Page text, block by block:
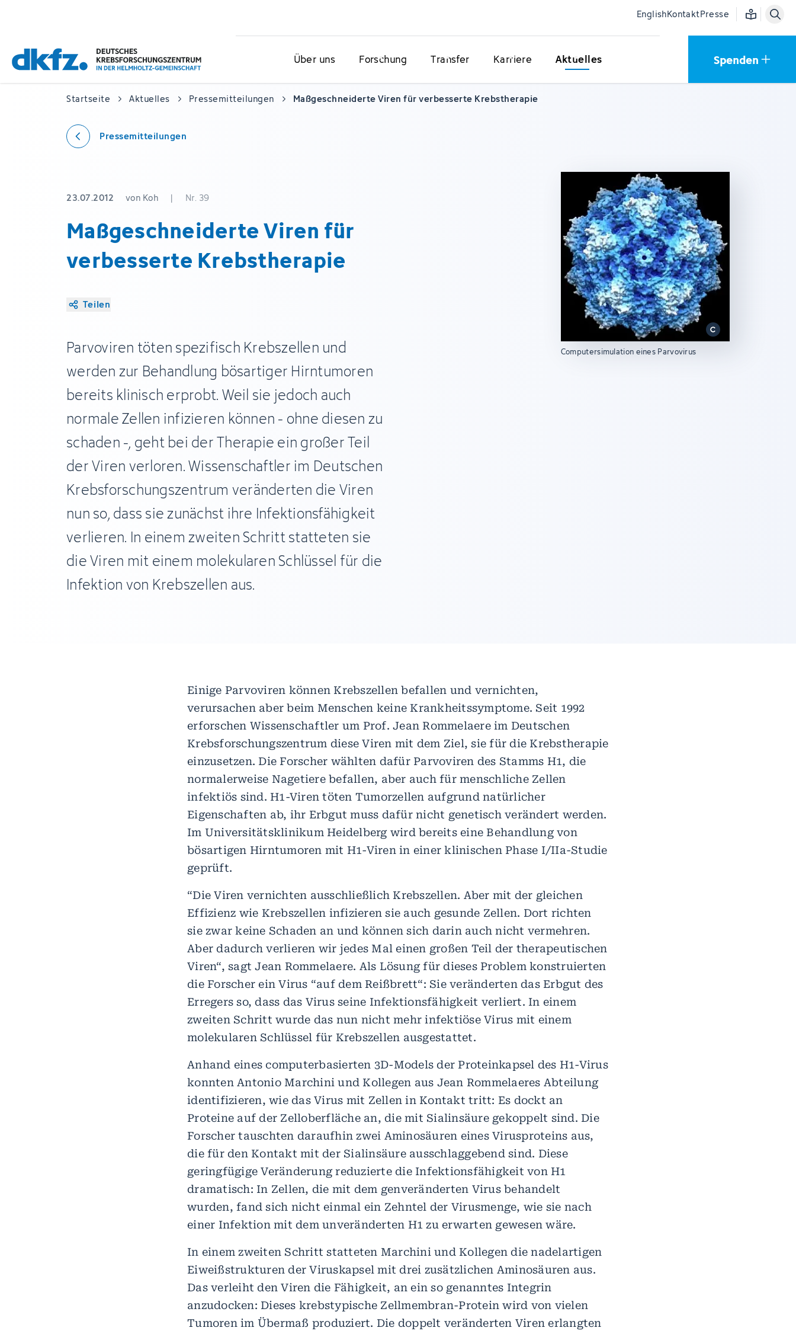
EnglishKontaktPresse Einfache
Über uns Forschung Transfer Karriere Aktuelles Spenden
Startseite Aktuelles Pressemitteilungen Maßgeschneiderte Viren für verbesserte Krebstherapie
Pressemitteilungen
23.07.2012 von Koh | Nr. 39
Maßgeschneiderte Viren für
verbesserte Krebstherapie
Teilen
Parvoviren töten spezifisch Krebszellen und
werden zur Behandlung bösartiger Hirntumoren
bereits klinisch erprobt. Weil sie jedoch auch
normale Zellen infizieren können - ohne diesen zu
schaden -, geht bei der Therapie ein großer Teil
der Viren verloren. Wissenschaftler im Deutschen
Krebsforschungszentrum veränderten die Viren
nun so, dass sie zunächst ihre Infektionsfähigkeit
verlieren. In einem zweiten Schritt statteten sie
die Viren mit einem molekularen Schlüssel für die
Infektion von Krebszellen aus.
Computersimulation eines Parvovirus
Einige Parvoviren können Krebszellen befallen und vernichten,
verursachen aber beim Menschen keine Krankheitssymptome. Seit 1992
erforschen Wissenschaftler um Prof. Jean Rommelaere im Deutschen
Krebsforschungszentrum diese Viren mit dem Ziel, sie für die Krebstherapie
einzusetzen. Die Forscher wählten dafür Parvoviren des Stamms H1, die
normalerweise Nagetiere befallen, aber auch für menschliche Zellen
infektiös sind. H1-Viren töten Tumorzellen aufgrund natürlicher
Eigenschaften ab, ihr Erbgut muss dafür nicht genetisch verändert werden.
Im Universitätsklinikum Heidelberg wird bereits eine Behandlung von
bösartigen Hirntumoren mit H1-Viren in einer klinischen Phase I/IIa-Studie
geprüft.
“Die Viren vernichten ausschließlich Krebszellen. Aber mit der gleichen
Effizienz wie Krebszellen infizieren sie auch gesunde Zellen. Dort richten
sie zwar keine Schaden an und können sich darin auch nicht vermehren.
Aber dadurch verlieren wir jedes Mal einen großen Teil der therapeutischen
Viren“, sagt Jean Rommelaere. Als Lösung für dieses Problem konstruierten
die Forscher ein Virus “auf dem Reißbrett“: Sie veränderten das Erbgut des
Erregers so, dass das Virus seine Infektionsfähigkeit verliert. In einem
zweiten Schritt wurde das nun nicht mehr infektiöse Virus mit einem
molekularen Schlüssel für Krebszellen ausgestattet.
Anhand eines computerbasierten 3D-Models der Proteinkapsel des H1-Virus
konnten Antonio Marchini und Kollegen aus Jean Rommelaeres Abteilung
identifizieren, wie das Virus mit Zellen in Kontakt tritt: Es dockt an
Proteine auf der Zelloberfläche an, die mit Sialinsäure gekoppelt sind. Die
Forscher tauschten daraufhin zwei Aminosäuren eines Virusproteins aus,
die für den Kontakt mit der Sialinsäure ausschlaggebend sind. Diese
geringfügige Veränderung reduzierte die Infektionsfähigkeit von H1
dramatisch: In Zellen, die mit dem genveränderten Virus behandelt
wurden, fand sich nicht einmal ein Zehntel der Virusmenge, wie sie nach
einer Infektion mit dem unveränderten H1 zu erwarten gewesen wäre.
In einem zweiten Schritt statteten Marchini und Kollegen die nadelartigen
Eiweißstrukturen der Viruskapsel mit drei zusätzlichen Aminosäuren aus.
Das verleiht den Viren die Fähigkeit, an ein so genanntes Integrin
anzudocken: Dieses krebstypische Zellmembran-Protein wird von vielen
Tumoren im Übermaß produziert. Die doppelt veränderten Viren erlangten